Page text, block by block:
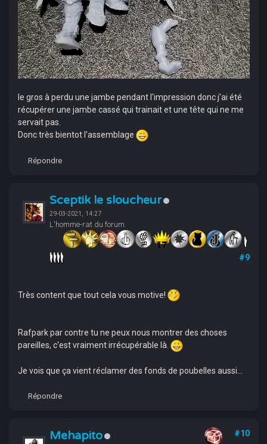
le gros à perdu une jambe pendant l'impression donc j'ai été
récupérer une jambe cassé qui trainait et une tête qui ne me
servait pas.
Donc très bientot l'assemblage
Répondre
Sceptik le sloucheur
29-03-2021, 14:27
L'homme-rat du forum.
#9
Très content que tout cela vous motive!
Rafpark par contre tu ne peux nous montrer des choses
pareilles, c'est vraiment irrécupérable là.
Je vois que ça vient réclamer des fonds de poubelles aussi...
Répondre
Mehapito #10